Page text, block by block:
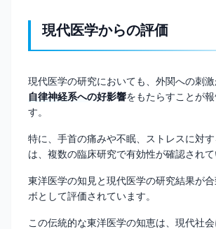
現代医学からの評価
現代医学の研究においても、外関への刺
自律神経系への好影響をもたらすことが
す。
特に、手首の痛みや不眠、ストレスに対
は、複数の臨床研究で有効性が確認されて
東洋医学の知見と現代医学の研究結果が
ボとして評価されています。
この伝統的な東洋医学の知恵は、現代社